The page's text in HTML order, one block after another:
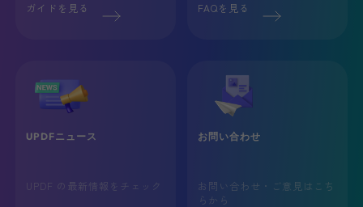
ガイドを見る FAQを見る
UPDFニュース
UPDF の最新情報をチェック
お問い合わせ
お問い合わせ・ご意見はこち
らから